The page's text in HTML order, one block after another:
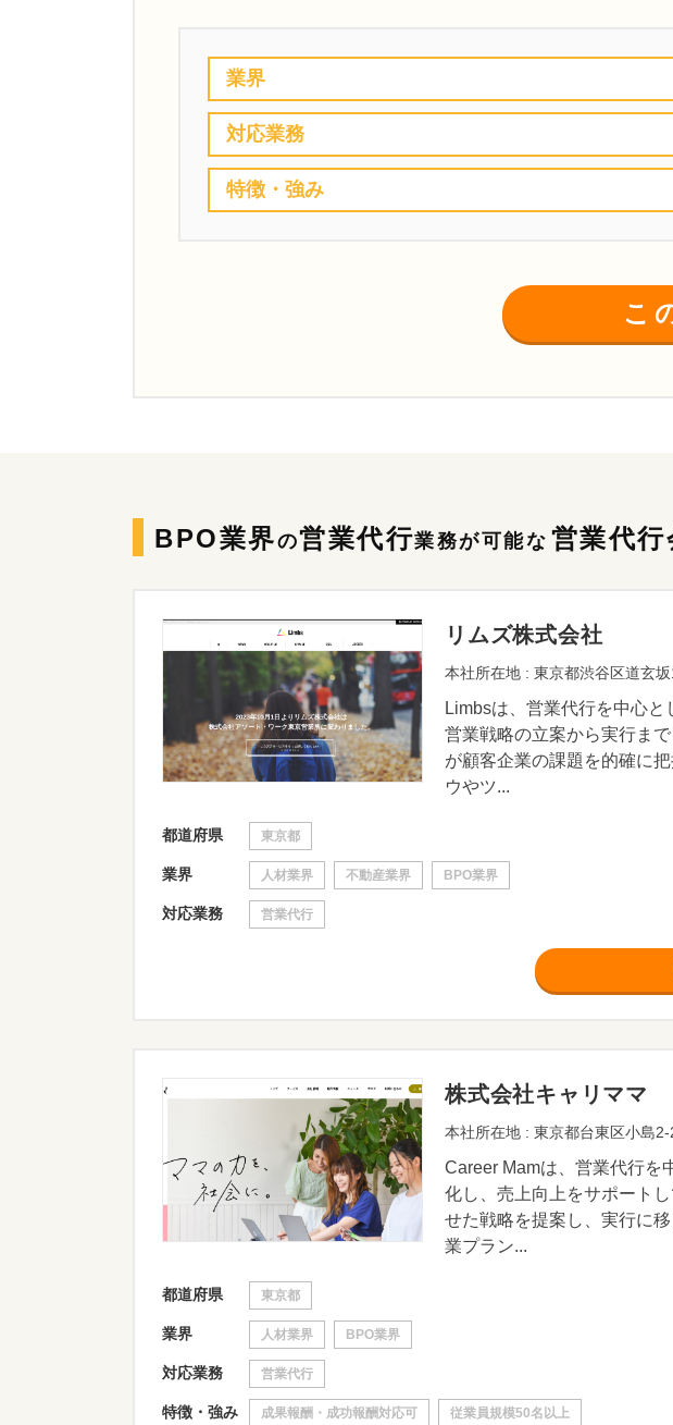
業界
対応業務
特徴・強み
こ
BPO業界の営業代行業務が可能な 営業代行
リムズ株式会社
本社所在地 : 東京都渋谷区道玄
Limbsは、営業代行を中心
営業戦略の立案から実行ま
が顧客企業の課題を的確に
ウやツ...
都道府県 東京都
業界 人材業界 不動産業界 BPO業界
対応業務 営業代行
株式会社キャリママ
本社所在地 : 東京都台東区小島
Career Mamは、営業代行を
化し、売上向上をサポート
せた戦略を提案し、実行に
業プラン...
都道府県 東京都
業界 人材業界 BPO業界
対応業務 営業代行
特徴・強み 成果報酬・成功報酬対応可 従業員規模50名以上